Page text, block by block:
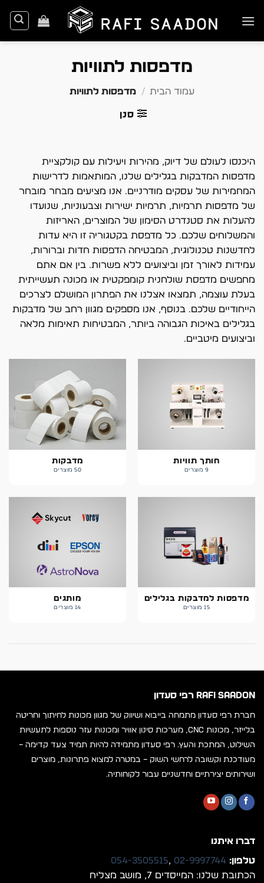
to
מדפסות לתוויות
עמוד הבית / מדפסות לתוויות
סנן
היכנסו לעולם של דיוק, מהירות ויעילות עם קולקציית
מדפסות המדבקות בגלילים שלנו, המותאמות לדרישות
המחמירות של עסקים מודרניים. אנו מציעים מבחר מובחר
של מדפסות תרמיות, תרמיות ישירות וצבעוניות, שנועדו
להעלות את סטנדרט הסימון של המוצרים, האריזות
והמשלוחים שלכם. כל מדפסת בקטגוריה זו היא עדות
לחדשנות טכנולוגית, המבטיחה הדפסות חדות וברורות,
עמידות לאורך זמן וביצועים ללא פשרות. בין אם אתם
מחפשים מדפסת שולחנית קומפקטית או מכונה תעשייתית
בעלת עוצמה, תמצאו אצלנו את הפתרון המושלם לצרכים
הייחודיים שלכם. בנוסף, אנו מספקים מגוון רחב של מדבקות
בגלילים באיכות הגבוהה ביותר, המבטיחות תאימות מלאה
וביצועים מיטביים.
חותך תוויות
9 מוצרים
מדבקות
50 מוצרים
מדפסות למדבקות בגלילים
15 מוצרים
מותגים
14 מוצרים
RAFI SAADON רפי סעדון
חברת רפי סעדון מתמחה בייבוא ושיווק של מגוון מכונות לחיתוך וחריטה
בלייזר, מכונות CNC, מערכות סינון אוויר ומכונות עזר נוספות לתעשיות
השילוט, המתכת והעץ. רפי סעדון מתמידה להיות תמיד צעד קדימה –
מעודכנת וקשובה לרחשי השוק – במטרה למצוא פתרונות, מוצרים
ושירותים יצירתיים וחדשניים עבור לקוחותיה.
דברו איתנו
טלפון: 02-9997744
,
054-3505515
הכתובת שלנו: המייסדים 7, מושב מצליח